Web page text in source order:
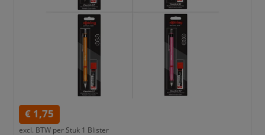
€ 1,75
excl. BTW per Stuk 1 Blister